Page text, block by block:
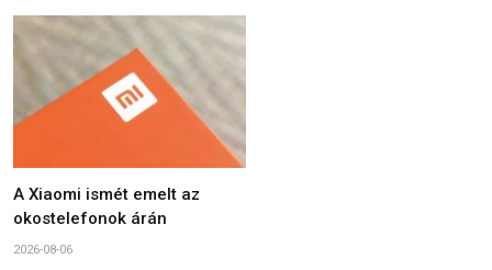
A Xiaomi ismét emelt az
okostelefonok árán
2026-08-06